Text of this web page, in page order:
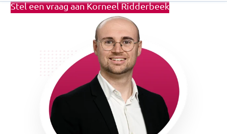
Stel een vraag aan Korneel Ridderbeek